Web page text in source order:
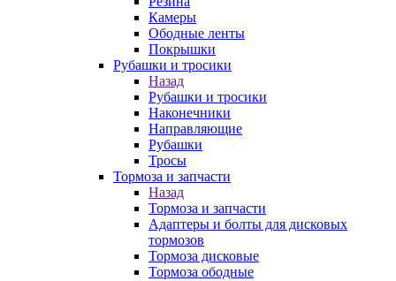
Камеры
Ободные ленты
Покрышки
Рубашки и тросики
Назад
Рубашки и тросики
Наконечники
Направляющие
Рубашки
Тросы
Тормоза и запчасти
Назад
Тормоза и запчасти
Адаптеры и болты для дисковых
тормозов
Тормоза дисковые
Тормоза ободные